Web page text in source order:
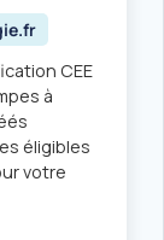
CEE
à
éligibles
votre